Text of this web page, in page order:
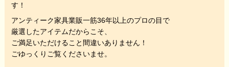
す！
アンティーク家具業販一筋36年以上のプロの目で
厳選したアイテムだからこそ、
ご満足いただけること間違いありません！
ごゆっくりご覧くださいませ。